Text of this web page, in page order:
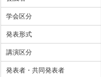
学会区分
発表形式
講演区分
発表者・共同発表者